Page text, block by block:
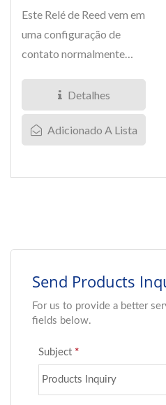
Este Relé de Reed vem em
uma configuração de
contato normalmente
ruptura... Detalhes
Adicionado A Lista